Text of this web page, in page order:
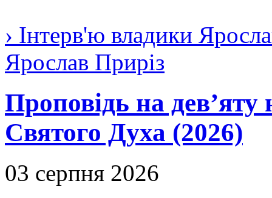
› Інтерв'ю владики
Ярослав Приріз
Проповідь на дев’яту
Святого Духа (2026)
03 серпня 2026